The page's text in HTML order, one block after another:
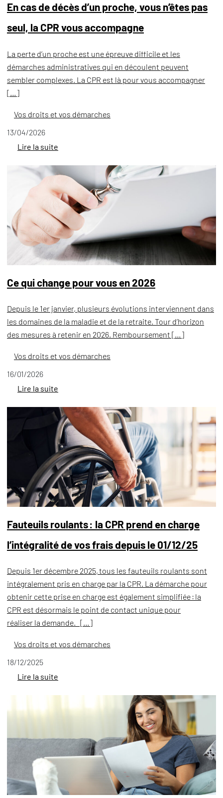
En cas de décès d’un proche, vous n’êtes pas
seul, la CPR vous accompagne
La perte d’un proche est une épreuve difficile et les
démarches administratives qui en découlent peuvent
sembler complexes. La CPR est là pour vous accompagner
[…]
Vos droits et vos démarches
13/04/2026
Lire la suite
Ce qui change pour vous en 2026
Depuis le 1er janvier, plusieurs évolutions interviennent dans
les domaines de la maladie et de la retraite. Tour d’horizon
des mesures à retenir en 2026. Remboursement […]
Vos droits et vos démarches
16/01/2026
Lire la suite
Fauteuils roulants : la CPR prend en charge
l’intégralité de vos frais depuis le 01/12/25
Depuis 1er décembre 2025, tous les fauteuils roulants sont
intégralement pris en charge par la CPR. La démarche pour
obtenir cette prise en charge est également simplifiée : la
CPR est désormais le point de contact unique pour
réaliser la demande. […]
Vos droits et vos démarches
18/12/2025
Lire la suite